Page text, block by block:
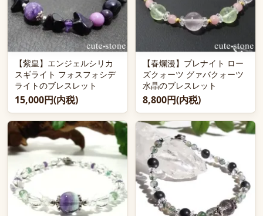
【紫皇】エンジェルシリカ
スギライト フォスフォシデ
ライトのブレスレット
15,000円(内税)
【春爛漫】プレナイト ロー
ズクォーツ グァバクォーツ
水晶のブレスレット
8,800円(内税)